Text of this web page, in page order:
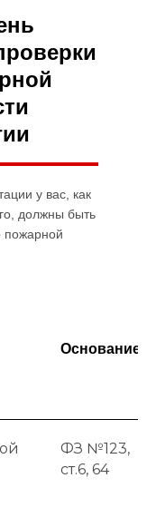
у вас, как
должны быть
пожарной
Основание
ФЗ №123,
ст.6, 64